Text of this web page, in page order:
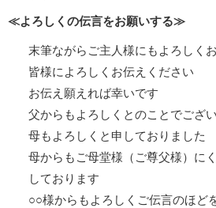
≪よろしくの伝言をお願いする≫
末筆ながらご主人様にもよろしく
皆様によろしくお伝えください
お伝え願えれば幸いです
父からもよろしくとのことでござ
母もよろしくと申しておりました
母からもご母堂様（ご尊父様）に
しております
○○様からもよろしくご伝言のほど